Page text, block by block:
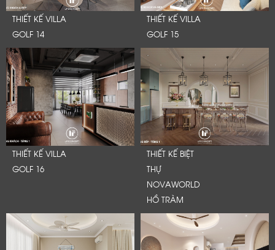
THIẾT KẾ VILLA
GOLF 14
THIẾT KẾ VILLA
GOLF 15
THIẾT KẾ VILLA
GOLF 16
THIẾT KẾ BIỆT
THỰ
NOVAWORLD
HỒ TRÀM